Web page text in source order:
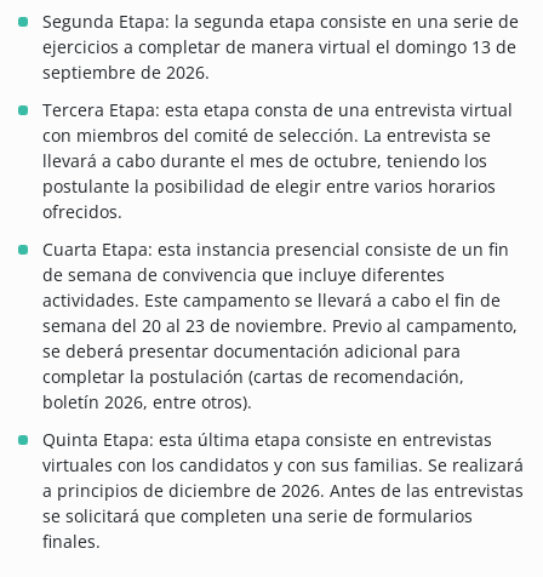
Segunda Etapa: la segunda etapa consiste en una serie de
ejercicios a completar de manera virtual el domingo 13 de
septiembre de 2026.
Tercera Etapa: esta etapa consta de una entrevista virtual
con miembros del comité de selección. La entrevista se
llevará a cabo durante el mes de octubre, teniendo los
postulante la posibilidad de elegir entre varios horarios
ofrecidos.
Cuarta Etapa: esta instancia presencial consiste de un fin
de semana de convivencia que incluye diferentes
actividades. Este campamento se llevará a cabo el fin de
semana del 20 al 23 de noviembre. Previo al campamento,
se deberá presentar documentación adicional para
completar la postulación (cartas de recomendación,
boletín 2026, entre otros).
Quinta Etapa: esta última etapa consiste en entrevistas
virtuales con los candidatos y con sus familias. Se realizará
a principios de diciembre de 2026. Antes de las entrevistas
se solicitará que completen una serie de formularios
finales.